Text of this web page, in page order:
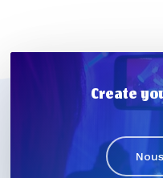
Create